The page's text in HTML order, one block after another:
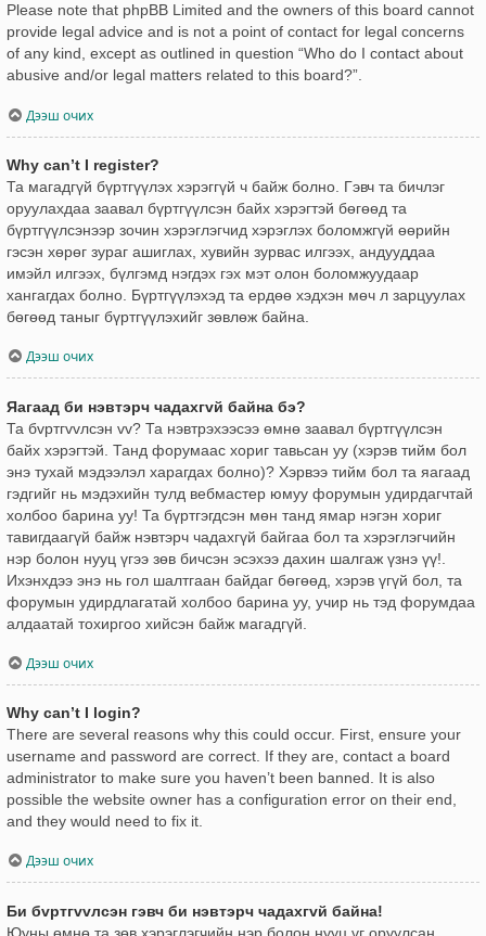
Please note that phpBB Limited and the owners of this board cannot
provide legal advice and is not a point of contact for legal concerns
of any kind, except as outlined in question “Who do I contact about
abusive and/or legal matters related to this board?”.
Дээш очих
Why can’t I register?
Та магадгүй бүртгүүлэх хэрэггүй ч байж болно. Гэвч та бичлэг
оруулахдаа заавал бүртгүүлсэн байх хэрэгтэй бөгөөд та
бүртгүүлсэнээр зочин хэрэглэгчид хэрэглэх боломжгүй өөрийн
гэсэн хөрөг зураг ашиглах, хувийн зурвас илгээх, андууддаа
имэйл илгээх, бүлгэмд нэгдэх гэх мэт олон боломжуудаар
хангагдах болно. Бүртгүүлэхэд та ердөө хэдхэн мөч л зарцуулах
бөгөөд таныг бүртгүүлэхийг зөвлөж байна.
Дээш очих
Яагаад би нэвтэрч чадахгvй байна бэ?
Та бvртгvvлсэн vv? Та нэвтрэхээсээ өмнө заавал бүртгүүлсэн
байх хэрэгтэй. Танд форумаас хориг тавьсан уу (хэрэв тийм бол
энэ тухай мэдээлэл харагдах болно)? Хэрвээ тийм бол та яагаад
гэдгийг нь мэдэхийн тулд вебмастер юмуу форумын удирдагчтай
холбоо барина уу! Та бүртгэгдсэн мөн танд ямар нэгэн хориг
тавигдаагүй байж нэвтэрч чадахгүй байгаа бол та хэрэглэгчийн
нэр болон нууц үгээ зөв бичсэн эсэхээ дахин шалгаж үзнэ үү!.
Ихэнхдээ энэ нь гол шалтгаан байдаг бөгөөд, хэрэв үгүй бол, та
форумын удирдлагатай холбоо барина уу, учир нь тэд форумдаа
алдаатай тохиргоо хийсэн байж магадгүй.
Дээш очих
Why can’t I login?
There are several reasons why this could occur. First, ensure your
username and password are correct. If they are, contact a board
administrator to make sure you haven’t been banned. It is also
possible the website owner has a configuration error on their end,
and they would need to fix it.
Дээш очих
Би бvртгvvлсэн гэвч би нэвтэрч чадахгvй байна!
Юуны өмнө та зөв хэрэглэгчийн нэр болон нууц үг оруулсан